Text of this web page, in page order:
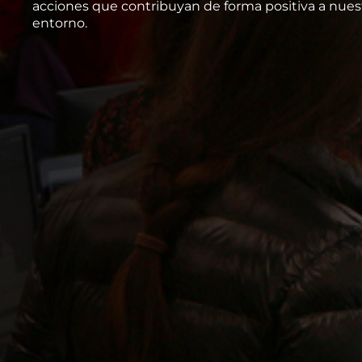
acciones que contribuyan de forma positiva a
entorno.